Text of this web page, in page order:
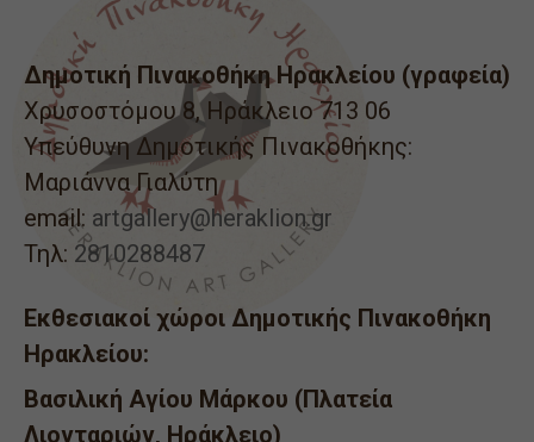
Δημοτική Πινακοθήκη Ηρακλείου (γραφεία)
Χρυσοστόμου 8, Ηράκλειο 713 06
Υπεύθυνη Δημοτικής Πινακοθήκης:
Μαριάννα Γιαλύτη
email: artgallery@heraklion.gr
Τηλ: 2810288487
Εκθεσιακοί χώροι Δημοτικής Πινακοθήκη
Ηρακλείου:
Βασιλική Αγίου Μάρκου (Πλατεία
Λιονταριών, Ηράκλειο)